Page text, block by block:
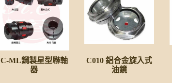
C-ML鋼製星型聯軸
器
C010 鋁合金旋入式
油鏡